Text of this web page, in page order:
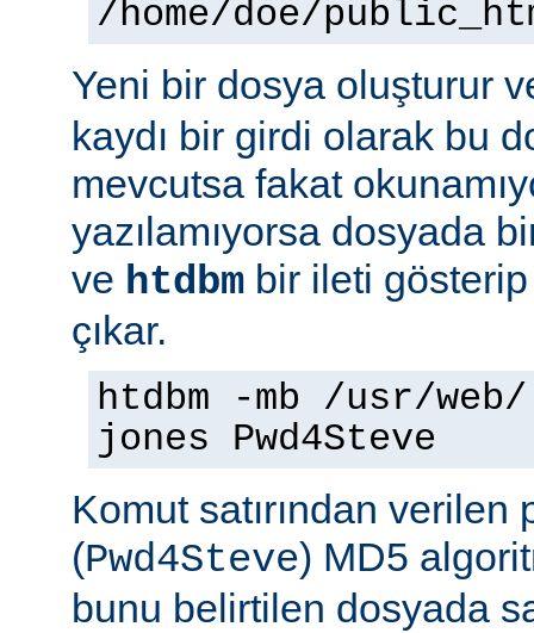
/home/doe/
Yeni bir dosya oluşturur
kaydı bir girdi olarak bu
mevcutsa fakat
yazılamıyorsa dosyada
ve htdbm bir ileti
çıkar.
htdbm -mb /usr/
jones Pwd4Steve
Komut satırından verilen
(Pwd4Steve) MD5
bunu belirtilen dosyada